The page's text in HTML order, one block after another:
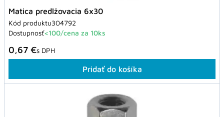
Matica predlžovacia 6x30
Kód produktu304792
Dostupnosť<100/cena za 10ks
0,67 €s DPH
Pridať do košíka